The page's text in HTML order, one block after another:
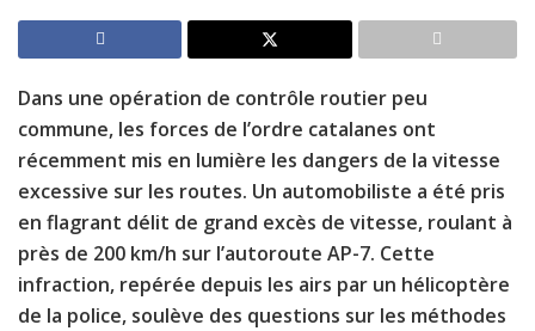
Dans une opération de contrôle routier peu
commune, les forces de l’ordre catalanes ont
récemment mis en lumière les dangers de la vitesse
excessive sur les routes. Un automobiliste a été pris
en flagrant délit de grand excès de vitesse, roulant à
près de 200 km/h sur l’autoroute AP-7. Cette
infraction, repérée depuis les airs par un hélicoptère
de la police, soulève des questions sur les méthodes